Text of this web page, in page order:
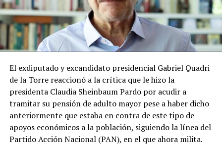
El exdiputado y excandidato presidencial Gabriel Quadri
de la Torre reaccionó a la crítica que le hizo la
presidenta Claudia Sheinbaum Pardo por acudir a
tramitar su pensión de adulto mayor pese a haber dicho
anteriormente que estaba en contra de este tipo de
apoyos económicos a la población, siguiendo la línea del
Partido Acción Nacional (PAN), en el que ahora milita.